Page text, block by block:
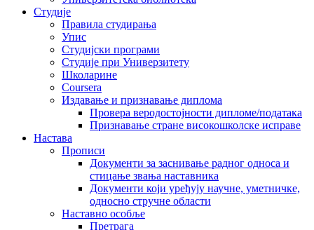
Студије
Правила студирања
Упис
Студијски програми
Студије при Универзитету
Школарине
Coursera
Издавање и признавање диплома
Провера веродостојности дипломе/података
Признавање стране високошколске исправе
Настава
Прописи
Документи за заснивање радног односа и
стицање звања наставника
Документи који уређују научне, уметничке,
односно стручне области
Наставно особље
Претрага